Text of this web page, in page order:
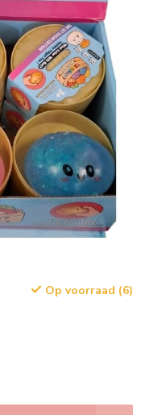
Op voorraad (6)